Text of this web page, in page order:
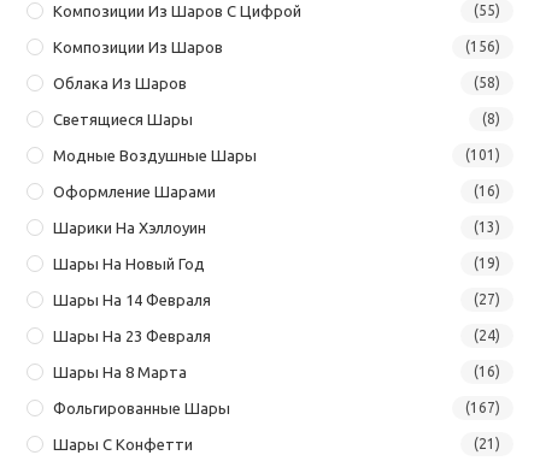
Композиции Из Шаров С Цифрой (55)
Композиции Из Шаров (156)
Облака Из Шаров (58)
Светящиеся Шары (8)
Модные Воздушные Шары (101)
Оформление Шарами (16)
Шарики На Хэллоуин (13)
Шары На Новый Год (19)
Шары На 14 Февраля (27)
Шары На 23 Февраля (24)
Шары На 8 Марта (16)
Фольгированные Шары (167)
Шары С Конфетти (21)